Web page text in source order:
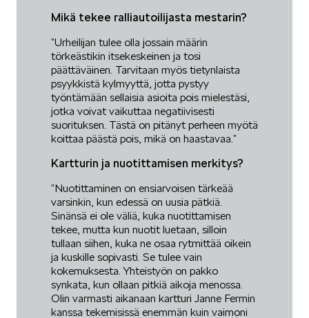
Mikä tekee ralliautoilijasta mestarin?
”Urheilijan tulee olla jossain määrin
törkeästikin itsekeskeinen ja tosi
päättäväinen. Tarvitaan myös tietynlaista
psyykkistä kylmyyttä, jotta pystyy
työntämään sellaisia asioita pois mielestäsi,
jotka voivat vaikuttaa negatiivisesti
suorituksen. Tästä on pitänyt perheen myötä
koittaa päästä pois, mikä on haastavaa.”
Kartturin ja nuotittamisen merkitys?
”Nuotittaminen on ensiarvoisen tärkeää
varsinkin, kun edessä on uusia pätkiä.
Sinänsä ei ole väliä, kuka nuotittamisen
tekee, mutta kun nuotit luetaan, silloin
tullaan siihen, kuka ne osaa rytmittää oikein
ja kuskille sopivasti. Se tulee vain
kokemuksesta. Yhteistyön on pakko
synkata, kun ollaan pitkiä aikoja menossa.
Olin varmasti aikanaan kartturi Janne Fermin
kanssa tekemisissä enemmän kuin vaimoni